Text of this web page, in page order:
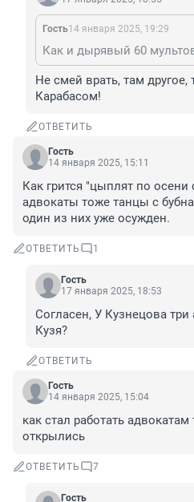
Гость14 января 2025, 19:29
Как и дырявый 60
Не смей врать, там
Карабасом!
ОТВЕТИТЬ
Гость
14 января 2025, 15:11
Как грится "цыплят по осени
адвокаты тоже танцы с
один из них уже осужден.
ОТВЕТИТЬ 1
Гость
17 января 2025, 18:53
Согласен, У Кузнецова
Кузя?
ОТВЕТИТЬ
Гость
14 января 2025, 15:04
как стал работать адвокатам
открылись
ОТВЕТИТЬ 7
Гость